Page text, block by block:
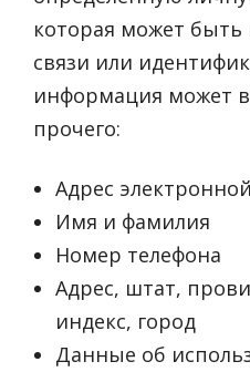
которая может быть
связи или
информация может
прочего:
Адрес
Имя и фамилия
Номер телефона
Адрес, штат,
индекс, город
Данные об